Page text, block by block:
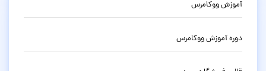
آموزش ووکامرس
دوره آموزش ووکامرس